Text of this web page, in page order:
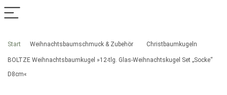
Start Weihnachtsbaumschmuck & Zubehör Christbaumkugeln
BOLTZE Weihnachtsbaumkugel »12-tlg. Glas-Weihnachtskugel Set „Socke“
D8cm«